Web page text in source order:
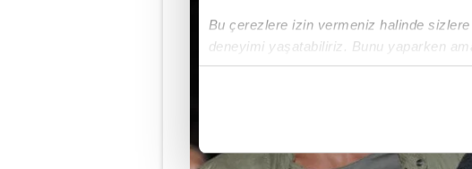
Bu çerezlere izin vermeniz halinde
deneyimi yaşatabiliriz. Bunu yaparken
içerikleri sunabilmek adına elimizden
Her halükârda, kullanıcılar, bu